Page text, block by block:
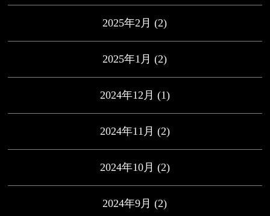
2025年2月 (2)
2025年1月 (2)
2024年12月 (1)
2024年11月 (2)
2024年10月 (2)
2024年9月 (2)